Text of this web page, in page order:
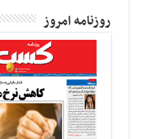
روزنامه امروز